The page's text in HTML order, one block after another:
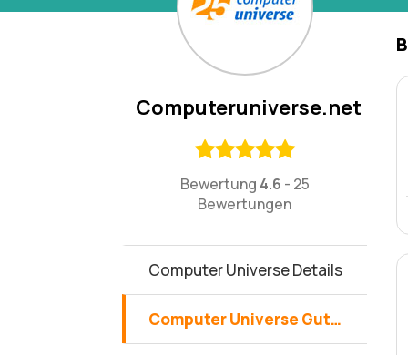
Computeruniverse.net
Bewertung 4.6 - 25
Bewertungen
Computer Universe Details
Computer Universe Gutscheincodes